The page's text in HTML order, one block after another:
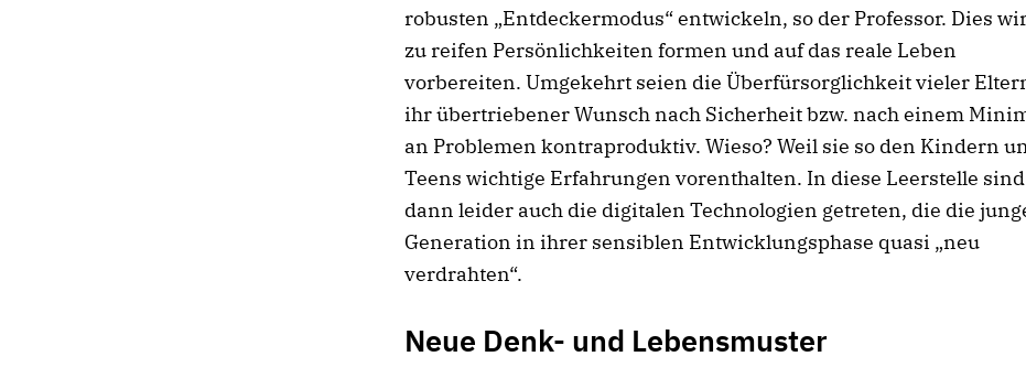
robusten „Entdeckermodus“ entwickeln, so der Professor. Dies
zu reifen Persönlichkeiten formen und auf das reale Leben
vorbereiten. Umgekehrt seien die Überfürsorglichkeit vieler
ihr übertriebener Wunsch nach Sicherheit bzw. nach einem
an Problemen kontraproduktiv. Wieso? Weil sie so den Kindern
Teens wichtige Erfahrungen vorenthalten. In diese Leerstelle sind
dann leider auch die digitalen Technologien getreten, die die
Generation in ihrer sensiblen Entwicklungsphase quasi „neu
verdrahten“.
Neue Denk- und Lebensmuster